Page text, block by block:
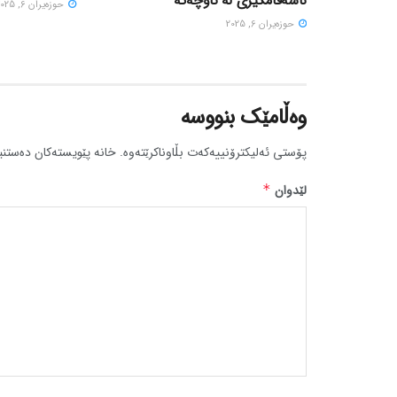
حوزه‌یران 6, 2025
حوزه‌یران 6, 2025
وەڵامێک بنووسە
پۆستی ئەلیکترۆنییەکەت بڵاوناکرێتەوە. خانە پێویستەکان
لێدوان *